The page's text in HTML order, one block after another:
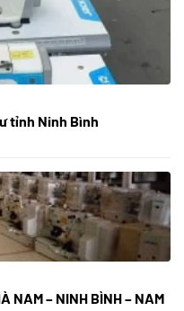
tỉnh Ninh Bình
NAM – NINH BÌNH – NAM